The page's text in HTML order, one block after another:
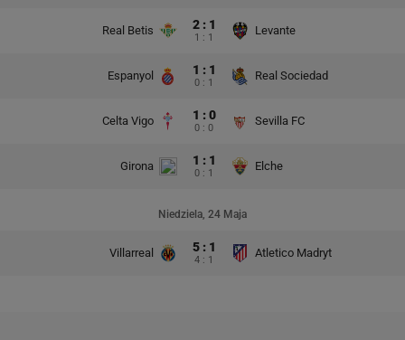
Real Betis 2 : 1
1 : 1
Levante
Espanyol 1 : 1
0 : 1
Real Sociedad
Celta Vigo 1 : 0
0 : 0
Sevilla FC
Girona 1 : 1
0 : 1
Elche
Niedziela, 24 Maja
Villarreal 5 : 1
4 : 1
Atletico Madryt